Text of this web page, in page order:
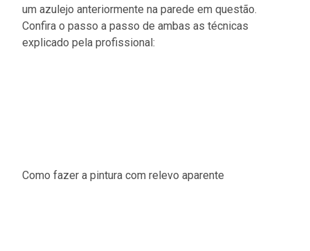
um azulejo anteriormente na parede em questão.
Confira o passo a passo de ambas as técnicas
explicado pela profissional:
Como fazer a pintura com relevo aparente